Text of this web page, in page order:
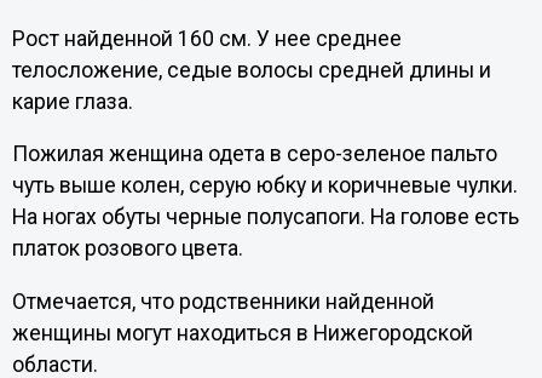
Рост найденной 160 см. У нее среднее
телосложение, седые волосы средней длины и
карие глаза.
Пожилая женщина одета в серо-зеленое пальто
чуть выше колен, серую юбку и коричневые чулки.
На ногах обуты черные полусапоги. На голове есть
платок розового цвета.
Отмечается, что родственники найденной
женщины могут находиться в Нижегородской
области.